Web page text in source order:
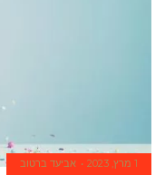
1 מרץ, 2023 אביעד ברטוב